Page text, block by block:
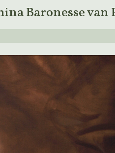
Baronesse van